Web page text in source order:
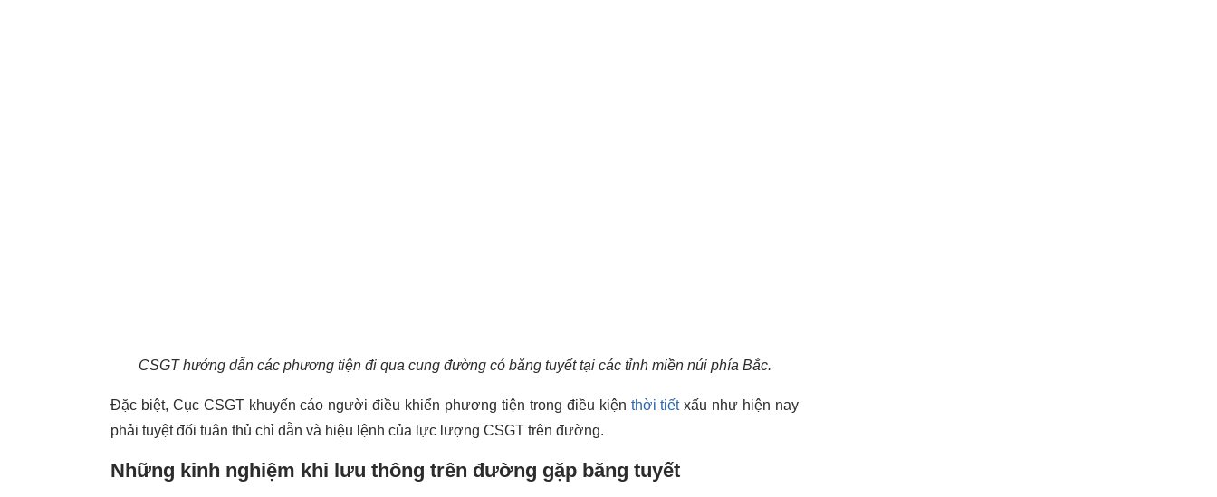
CSGT hướng dẫn các phương tiện đi qua cung đường có băng tuyết tại các tỉnh miền núi phía Bắc.
Đặc biệt, Cục CSGT khuyến cáo người điều khiển phương tiện trong điều kiện thời tiếtxấu như hiện nay
phải tuyệt đối tuân thủ chỉ dẫn và hiệu lệnh của lực lượng CSGT trên đường.
Những kinh nghiệm khi lưu thông trên đường gặp băng tuyết